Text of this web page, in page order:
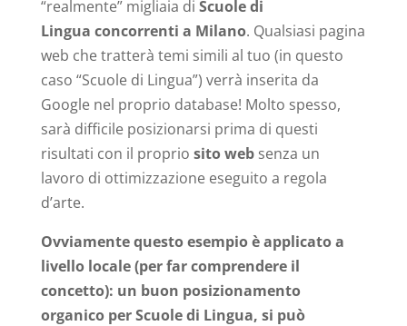
“realmente” migliaia di Scuole di
Lingua concorrenti a Milano. Qualsiasi pagina
web che tratterà temi simili al tuo (in questo
caso “Scuole di Lingua”) verrà inserita da
Google nel proprio database! Molto spesso,
sarà difficile posizionarsi prima di questi
risultati con il proprio sito websenza un
lavoro di ottimizzazione eseguito a regola
d’arte.
Ovviamente questo esempio è applicato a
livello locale (per far comprendere il
concetto): un buon posizionamento
organico per Scuole di Lingua, si può